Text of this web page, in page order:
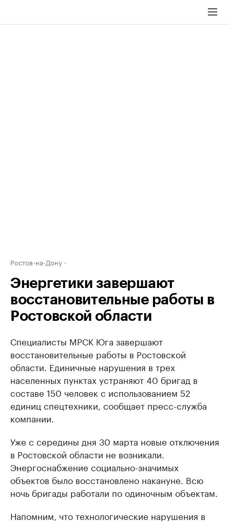
Ростов-на-Дону
Энергетики завершают
восстановительные работы в
Ростовской области
Специалисты МРСК Юга завершают
восстановительные работы в Ростовской
области. Единичные нарушения в трех
населенных пунктах устраняют 40 бригад в
составе 150 человек с использованием 52
единиц спецтехники, сообщает пресс-служба
компании.
Уже с середины дня 30 марта новые отключения
в Ростовской области не возникали.
Энергоснабжение социально-значимых
объектов было восстановлено накануне. Всю
ночь бригады работали по одиночным объектам.
Напомним, что технологические нарушения в